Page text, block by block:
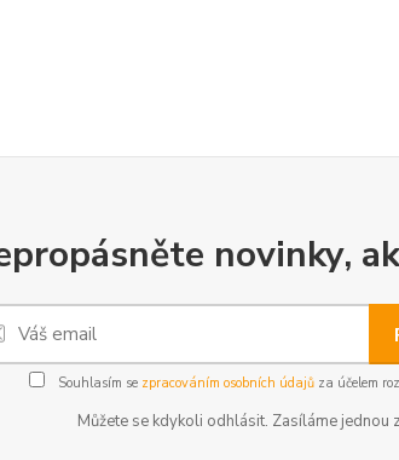
novinky,
Souhlasím se zpracováním osobních údajůza účelem
Můžete se kdykoli odhlásit. Zasíláme jednou